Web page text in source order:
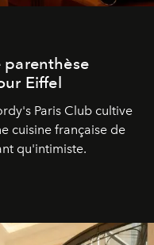
parenthèse
Eiffel
Paris Club cultive
cuisine française de
qu'intimiste.